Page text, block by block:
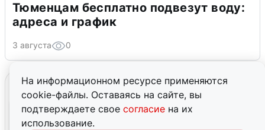
На информационном ресурсе применяются
cookie-файлы. Оставаясь на сайте, вы
подтверждаете свое согласие на их
использование.
Тюменцам бесплатно подвезут воду:
адреса и график
3 августа 0